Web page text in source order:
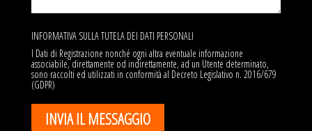
INFORMATIVA SULLA TUTELA DEI DATI PERSONALI
I Dati di Registrazione nonché ogni altra eventuale informazione
associabile, direttamente od indirettamente, ad un Utente determinato,
sono raccolti ed utilizzati in conformità al Decreto Legislativo n. 2016/679
(GDPR)